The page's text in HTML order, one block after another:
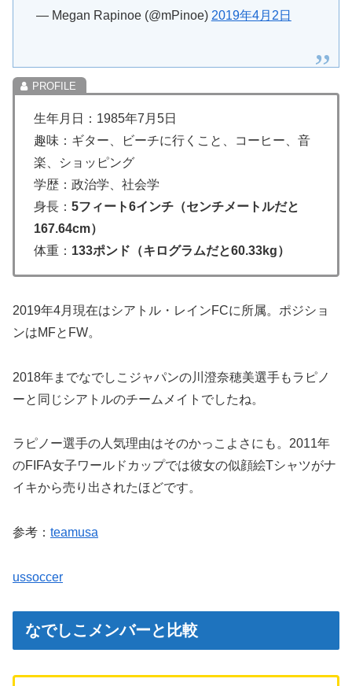
— Megan Rapinoe (@mPinoe) 2019年4月2日
生年月日：1985年7月5日
趣味：ギター、ビーチに行くこと、コーヒー、音
楽、ショッピング
学歴：政治学、社会学
身長： 5フィート6インチ（センチメートルだと
167.64cm）
体重： 133ポンド（キログラムだと60.33kg）
2019年4月現在はシアトル・レインFCに所属。ポジショ
ンはMFとFW。
2018年までなでしこジャパンの川澄奈穂美選手もラピノ
ーと同じシアトルのチームメイトでしたね。
ラピノー選手の人気理由はそのかっこよさにも。2011年
のFIFA女子ワールドカップでは彼女の似顔絵Tシャツがナ
イキから売り出されたほどです。
参考： teamusa
ussoccer
なでしこメンバーと比較